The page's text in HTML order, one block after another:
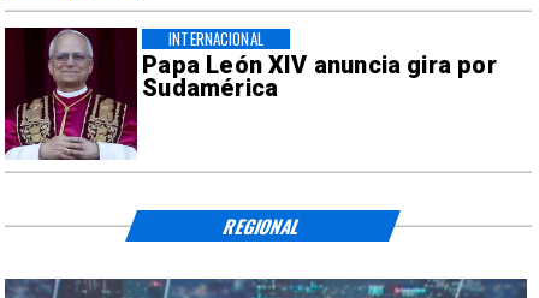
Papa León XIV anuncia gira por
Sudamérica
INTERNACIONAL
REGIONAL